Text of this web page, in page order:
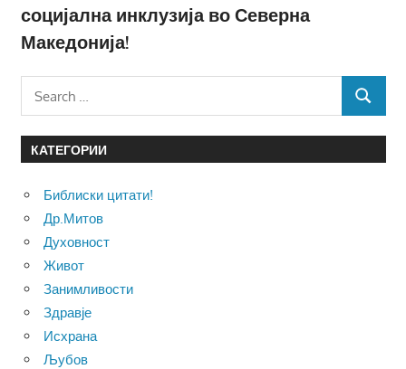
социјална инклузија во Северна
Македонија!
SEARCH
КАТЕГОРИИ
Библиски цитати!
Др.Митов
Духовност
Живот
Занимливости
Здравје
Исхрана
Љубов